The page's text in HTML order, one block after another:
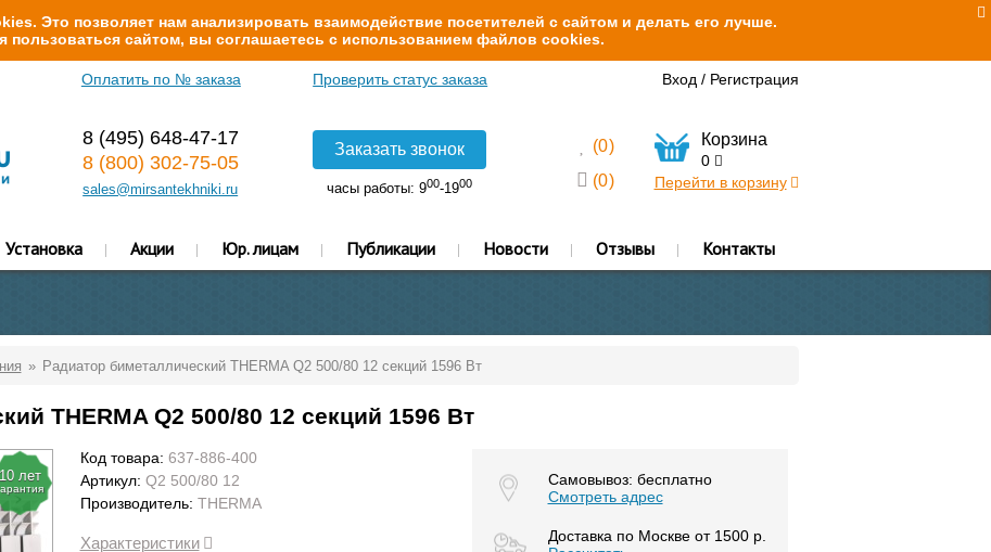
Это позволяет нам анализировать взаимодействие посетителей с сайтом и делать его лучше.
пользоваться сайтом, вы соглашаетесь с использованием файлов cookies.
Оплатить по № заказа Проверить статус заказа Вход / Регистрация
8 (495) 648-47-17
8 (800) 302-75-05
sales@mirsantekhniki.ru
Заказать звонок
часы работы: 900-1900
(0)
(0)
Корзина
0
Перейти в корзину
Установка Акции Юр. лицам Публикации Новости Отзывы Контакты
Радиатор биметаллический THERMA Q2 500/80 12 секций 1596 Вт
THERMA Q2 500/80 12 секций 1596 Вт
10 лет
Код товара: 637-886-400
Артикул: Q2 500/80 12
Производитель: THERMA
Характеристики
Самовывоз: бесплатно
Смотреть адрес
Доставка по Москве от 1500 р.